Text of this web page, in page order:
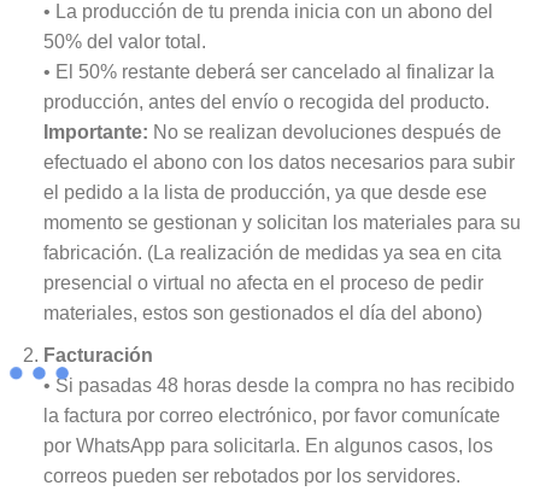
• La producción de tu prenda inicia con un abono del
50% del valor total.
• El 50% restante deberá ser cancelado al finalizar la
producción, antes del envío o recogida del producto.
Importante: No se realizan devoluciones después de
efectuado el abono con los datos necesarios para subir
el pedido a la lista de producción, ya que desde ese
momento se gestionan y solicitan los materiales para su
fabricación. (La realización de medidas ya sea en cita
presencial o virtual no afecta en el proceso de pedir
materiales, estos son gestionados el día del abono)
Facturación
• Si pasadas 48 horas desde la compra no has recibido
la factura por correo electrónico, por favor comunícate
por WhatsApp para solicitarla. En algunos casos, los
correos pueden ser rebotados por los servidores.